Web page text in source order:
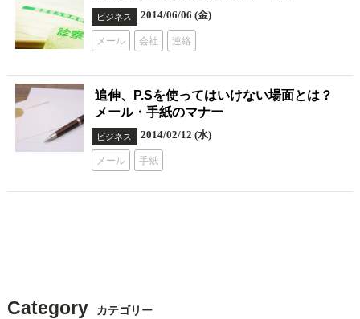
ビジネス 2014/06/06 (金)
メール 会社 連絡
追伸、P.Sを使ってはいけない場面とは？
メール・手紙のマナー
ビジネス 2014/02/12 (水)
メール 手紙
Category カテゴリー